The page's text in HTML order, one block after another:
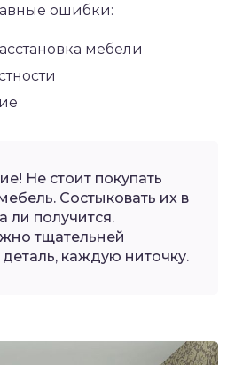
ошибки:
мебели
Не стоит покупать
Состыковать их в
ли получится.
тщательней
каждую ниточку.